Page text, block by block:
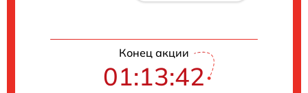
Конец акции
01:13:41